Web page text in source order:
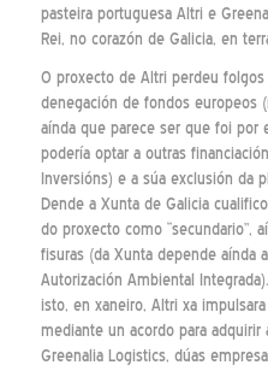
pasteira portuguesa Altri e
Rei, no corazón de Galicia, en
O proxecto de Altri perdeu
denegación de fondos europeos
aínda que parece ser que foi por
podería optar a outras
Inversións) e a súa exclusión da
Dende a Xunta de Galicia
do proxecto como “secundario”,
fisuras (da Xunta depende aínda
Autorización Ambiental
isto, en xaneiro, Altri xa
mediante un acordo para adquirir
Greenalia Logistics, dúas